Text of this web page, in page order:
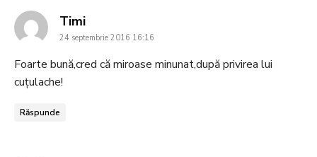
Timisays:
24 septembrie 2016 16:16
Foarte bună,cred că miroase minunat,după privirea lui
cuţulache!
Răspunde